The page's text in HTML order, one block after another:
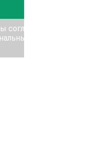
соглашаетесь с
данных